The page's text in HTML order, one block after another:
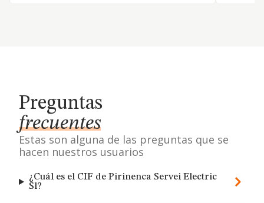
Preguntas
frecuentes
Estas son alguna de las preguntas que se
hacen nuestros usuarios
¿Cuál es el CIF de Pirinenca Servei Electric
Sl?